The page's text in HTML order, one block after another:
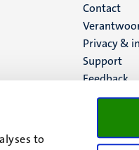
to
Menu
footer
(NL)
Contact
Privacy &
Support
Feedback